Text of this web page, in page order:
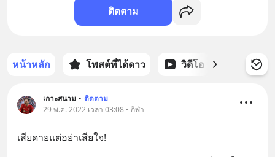
ติดตาม
หน้าหลัก โพสต์ที่ได้ดาว วิดีโอ พอดแ
เกาะสนาม • ติดตาม
29 พ.ค. 2022 เวลา 03:08 • กีฬา
เสียดายแต่อย่าเสียใจ!